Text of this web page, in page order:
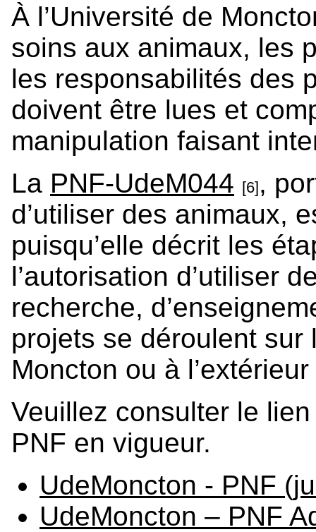
À l’Université de
soins aux animaux, les
les responsabilités des
doivent être lues et
manipulation faisant
La PNF-UdeM044 [6],
d’utiliser des animaux,
puisqu’elle décrit les
l’autorisation d’utiliser
recherche,
projets se déroulent sur
Moncton ou à
Veuillez consulter le
PNF en vigueur.
UdeMoncton - PNF
UdeMoncton – PNF